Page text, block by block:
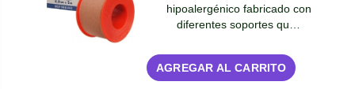
hipoalergénico fabricado con
diferentes soportes qu…
AGREGAR AL CARRITO